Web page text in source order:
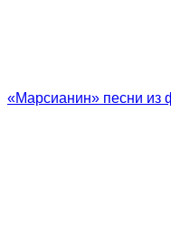
«Марсианин» песни из